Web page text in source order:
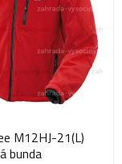
M12HJ-21(L)
bunda